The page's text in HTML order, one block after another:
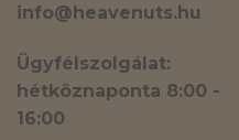
info@heavenuts.hu
Ügyfélszolgálat:
hétköznaponta 8:00 -
16:00